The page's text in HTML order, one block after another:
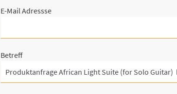
E-Mail Adressse
Betreff